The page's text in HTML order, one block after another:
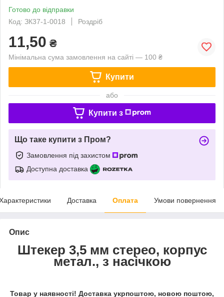
Готово до відправки
Код: ЗК37-1-0018
Роздріб
11,50 ₴
Мінімальна сума замовлення на сайті — 100 ₴
Купити
або
Купити з
Що таке купити з Пром?
Замовлення під захистом
Доступна доставка
Доставка Оплата Умови повернення
Опис
Штекер 3,5 мм стерео, корпус
метал., з насічкою
Товар у наявності! Доставка укрпоштою, новою поштою,